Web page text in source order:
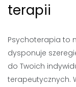
terapii
Psychoterapia to
dysponuje
do Twoich
terapeutycznych.